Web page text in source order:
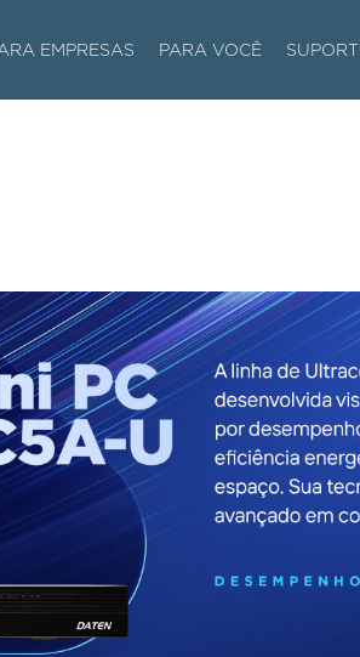
EMPRESAS PARA VOCÊ